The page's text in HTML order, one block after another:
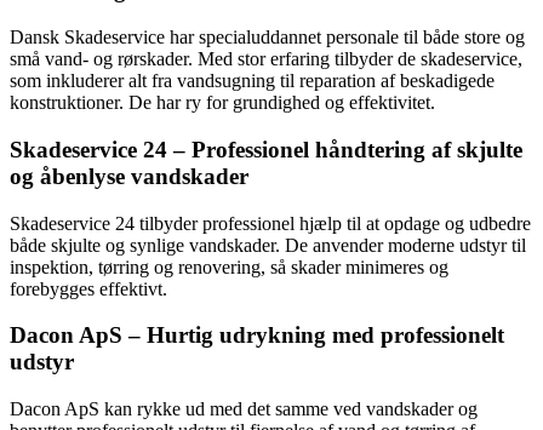
Dansk Skadeservice har specialuddannet personale til både store og
små vand- og rørskader. Med stor erfaring tilbyder de skadeservice,
som inkluderer alt fra vandsugning til reparation af beskadigede
konstruktioner. De har ry for grundighed og effektivitet.
Skadeservice 24 – Professionel håndtering af skjulte
og åbenlyse vandskader
Skadeservice 24 tilbyder professionel hjælp til at opdage og udbedre
både skjulte og synlige vandskader. De anvender moderne udstyr til
inspektion, tørring og renovering, så skader minimeres og
forebygges effektivt.
Dacon ApS – Hurtig udrykning med professionelt
udstyr
Dacon ApS kan rykke ud med det samme ved vandskader og